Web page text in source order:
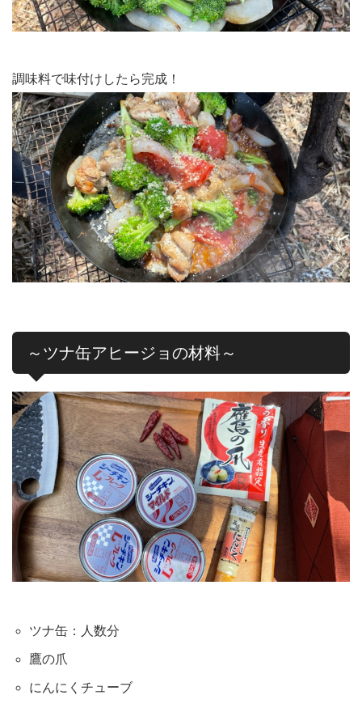
調味料で味付けしたら完成！
～ツナ缶アヒージョの材料～
ツナ缶：人数分
鷹の爪
にんにくチューブ